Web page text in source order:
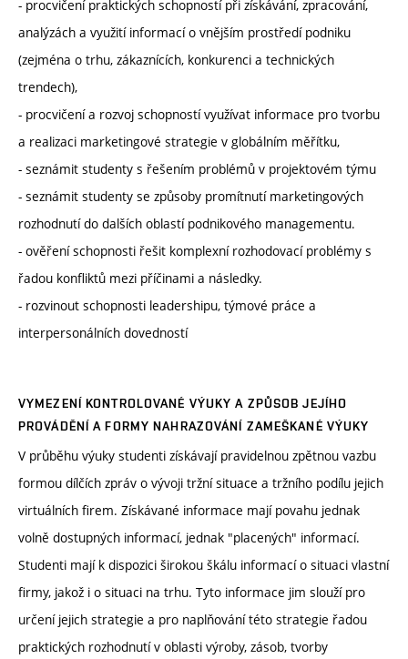
- procvičení praktických schopností při získávání, zpracování,
analýzách a využití informací o vnějším prostředí podniku
(zejména o trhu, zákaznících, konkurenci a technických
trendech),
- procvičení a rozvoj schopností využívat informace pro tvorbu
a realizaci marketingové strategie v globálním měřítku,
- seznámit studenty s řešením problémů v projektovém týmu
- seznámit studenty se způsoby promítnutí marketingových
rozhodnutí do dalších oblastí podnikového managementu.
- ověření schopnosti řešit komplexní rozhodovací problémy s
řadou konfliktů mezi příčinami a následky.
- rozvinout schopnosti leadershipu, týmové práce a
interpersonálních dovedností
VYMEZENÍ KONTROLOVANÉ VÝUKY A ZPŮSOB JEJÍHO
PROVÁDĚNÍ A FORMY NAHRAZOVÁNÍ ZAMEŠKANÉ VÝUKY
V průběhu výuky studenti získávají pravidelnou zpětnou vazbu
formou dílčích zpráv o vývoji tržní situace a tržního podílu jejich
virtuálních firem. Získávané informace mají povahu jednak
volně dostupných informací, jednak "placených" informací.
Studenti mají k dispozici širokou škálu informací o situaci vlastní
firmy, jakož i o situaci na trhu. Tyto informace jim slouží pro
určení jejich strategie a pro naplňování této strategie řadou
praktických rozhodnutí v oblasti výroby, zásob, tvorby